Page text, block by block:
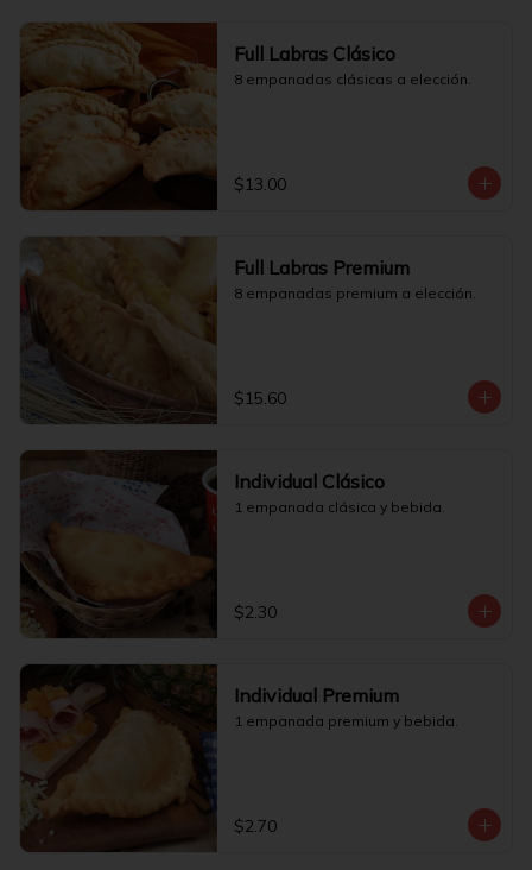
Full Labras Clásico
8 empanadas clásicas a elección.
$13.00
Full Labras Premium
8 empanadas premium a elección.
$15.60
Individual Clásico
1 empanada clásica y bebida.
$2.30
Individual Premium
1 empanada premium y bebida.
$2.70